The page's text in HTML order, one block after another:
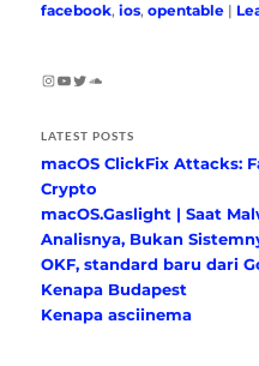
facebook,ios,opentable |
Instagram
YouTube
Twitter
SoundCloud
LATEST POSTS
macOS ClickFix Attacks:
Crypto
macOS.Gaslight | Saat
Analisnya, Bukan
OKF, standard baru dari
Kenapa Budapest
Kenapa asciinema